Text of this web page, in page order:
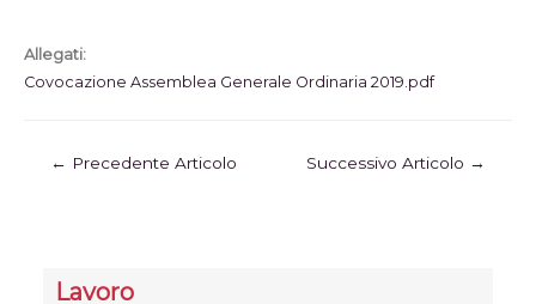
Allegati:
Covocazione Assemblea Generale Ordinaria 2019.pdf
← Precedente Articolo Successivo Articolo →
Lavoro